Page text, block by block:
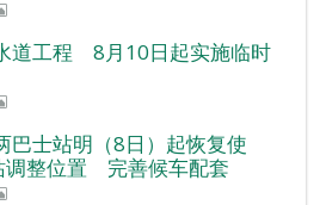
道工程 8月10日起实施临时
巴士站明（8日）起恢复使
调整位置 完善候车配套